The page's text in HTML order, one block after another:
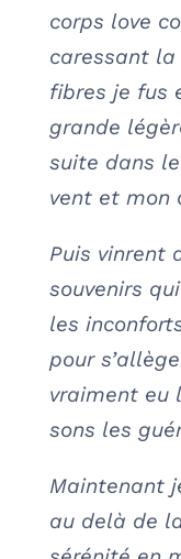
corps love
caressant
fibres je fus
grande
suite dans
vent et mon
Puis vinrent
souvenirs
les
pour
vraiment eu
sons les
Maintenant
au delà de